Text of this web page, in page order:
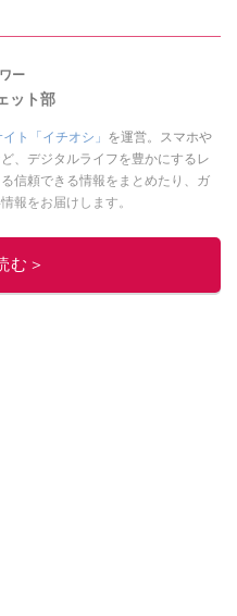
ー
ット部
ト「イチオシ」 を運営。スマホや
、デジタルライフを豊かにするレ
信頼できる情報をまとめたり、ガ
報をお届けします。
チオシストの他の記事を読む
む＞